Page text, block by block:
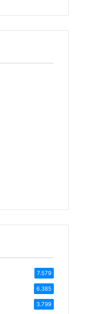
7.579
6.385
3.799